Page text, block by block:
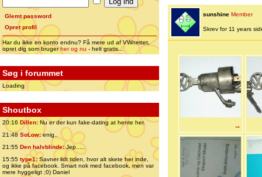
Glemt password
Opret profil
Har du ikke en konto endnu? Få mere ud af VWnettet,
opret dig som brugerher og nu - helt gratis...
Søg i forummet
Loading
Shoutbox
20:16 Dillen: Nu er der kun fake-dating at hente her.
21:48 SoLow:enig..
21:55 Den halvblinde:Jep.....
15:55 type1:Savner lidt tiden, hvor alt skete her inde,
og ikke på facebook. Smart nok med facebook, men var
mere hyggeligt ;0) Daniel
sunshine Member
Skrev for 11 years
→